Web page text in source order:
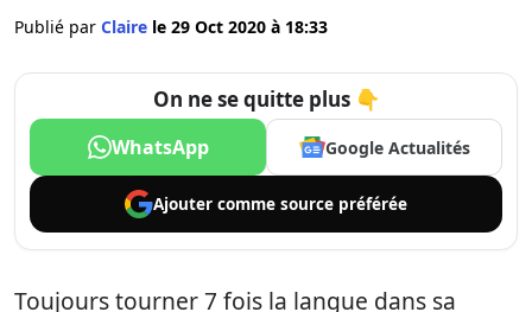
Publié par Claire le 29 Oct 2020 à 18:33
On ne se quitte plus 👇
WhatsApp Google Actualités
Ajouter comme source préférée
Toujours tourner 7 fois la langue dans sa